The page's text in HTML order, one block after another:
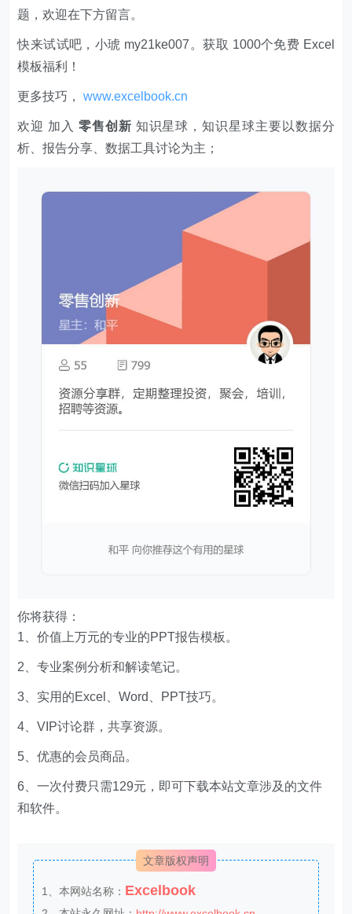
题，欢迎在下方留言。
快来试试吧，小琥 my21ke007。获取 1000个免费 Excel
模板福利​​​​！
更多技巧，www.excelbook.cn
欢迎 加入 零售创新 知识星球，知识星球主要以数据分
析、报告分享、数据工具讨论为主；
你将获得：
1、价值上万元的专业的PPT报告模板。
2、专业案例分析和解读笔记。
3、实用的Excel、Word、PPT技巧。
4、VIP讨论群，共享资源。
5、优惠的会员商品。
6、一次付费只需129元，即可下载本站文章涉及的文件
和软件。
文章版权声明
1、本网站名称： Excelbook